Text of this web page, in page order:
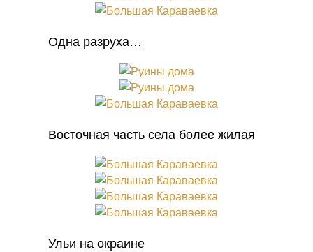
Одна разруха…
Восточная часть села более жилая
Ульи на окраине